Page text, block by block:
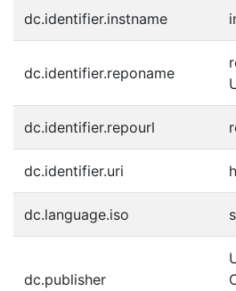
dc.identifier.instname
dc.identifier.reponame
dc.identifier.repourl
dc.identifier.uri
dc.language.iso
dc.publisher